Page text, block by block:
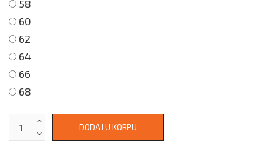
58
60
62
64
66
68